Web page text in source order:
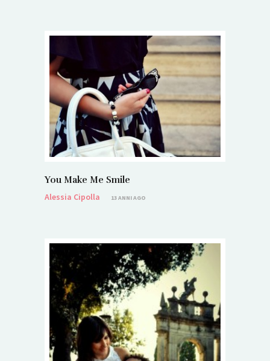
You Make Me Smile
Alessia Cipolla
13 ANNI AGO